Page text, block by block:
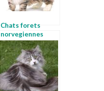
Chats forets
norvegiennes
foret norvegienne
chat